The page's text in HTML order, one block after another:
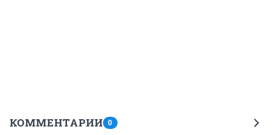
КОММЕНТАРИИ 0